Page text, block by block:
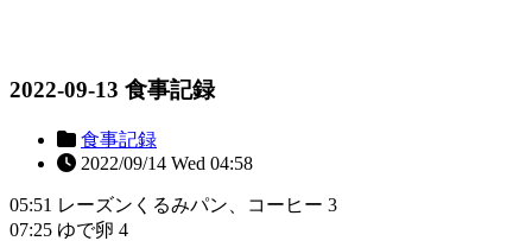
2022-09-13 食事記録
食事記録
2022/09/14 Wed 04:58
05:51 レーズンくるみパン、コーヒー 3
07:25 ゆで卵 4